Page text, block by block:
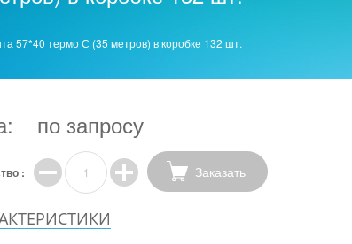
57*40 термо С (35 метров) в коробке 132 шт.
по запросу
: Заказать